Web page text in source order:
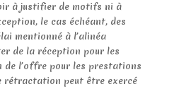
à justifier de motifs ni à
le cas échéant, des
mentionné à l’alinéa
de la réception pour les
de l’offre pour les prestations
rétractation peut être exercé